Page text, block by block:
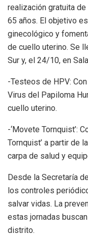
realización gratuita
65 años. El objetivo
ginecológico y
de cuello uterino. Se
Sur y, el 24/10, en
-Testeos de HPV:
Virus del Papiloma
cuello uterino.
-‘Movete Tornquist’:
Tornquist’ a partir de
carpa de salud y
Desde la Secretaría
los controles
salvar vidas. La
estas jornadas
distrito.